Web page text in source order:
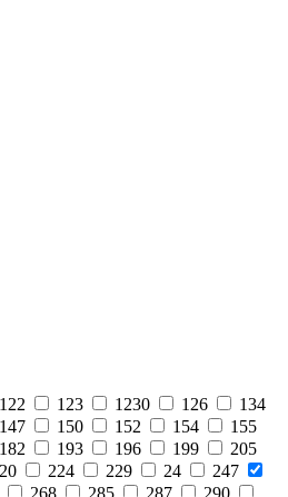
122 123 1230 126
134
147 150 152 154
155
182 193 196 199
205
224 229 24
247
268 285 287
290